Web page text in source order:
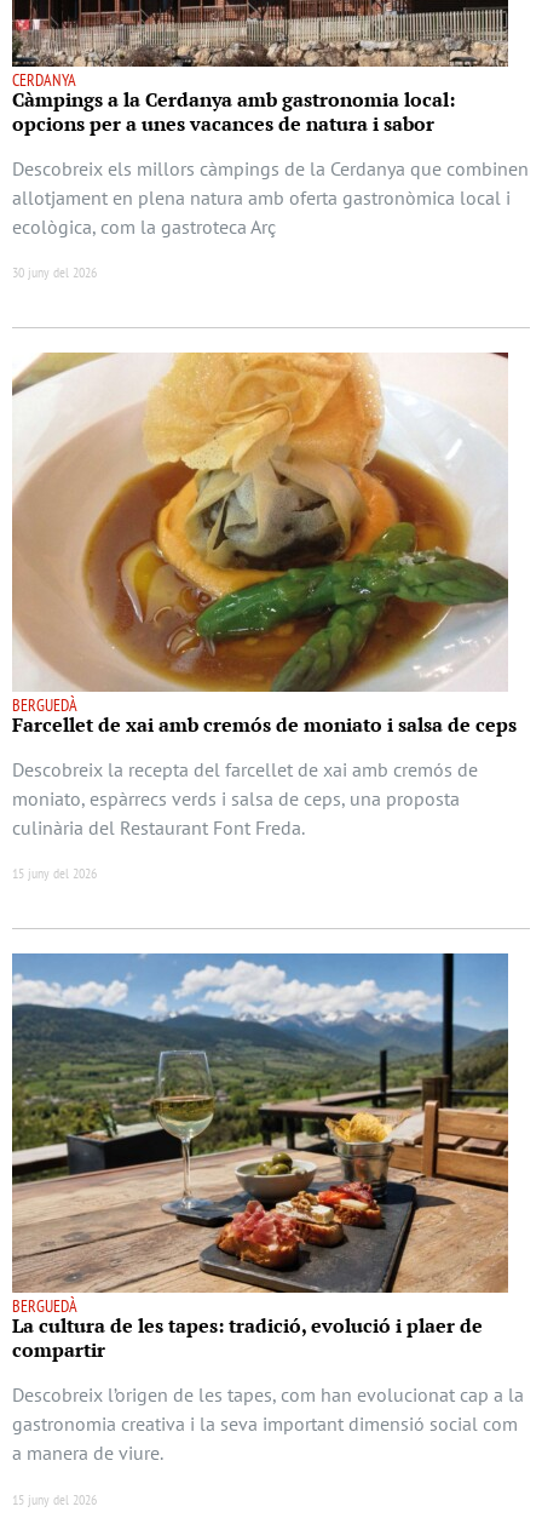
CERDANYA
Càmpings a la Cerdanya amb gastronomia local:
opcions per a unes vacances de natura i sabor
Descobreix els millors càmpings de la Cerdanya que combinen
allotjament en plena natura amb oferta gastronòmica local i
ecològica, com la gastroteca Arç
30 juny del 2026
BERGUEDÀ
Farcellet de xai amb cremós de moniato i salsa de ceps
Descobreix la recepta del farcellet de xai amb cremós de
moniato, espàrrecs verds i salsa de ceps, una proposta
culinària del Restaurant Font Freda.
15 juny del 2026
BERGUEDÀ
La cultura de les tapes: tradició, evolució i plaer de
compartir
Descobreix l’origen de les tapes, com han evolucionat cap a la
gastronomia creativa i la seva important dimensió social com
a manera de viure.
15 juny del 2026